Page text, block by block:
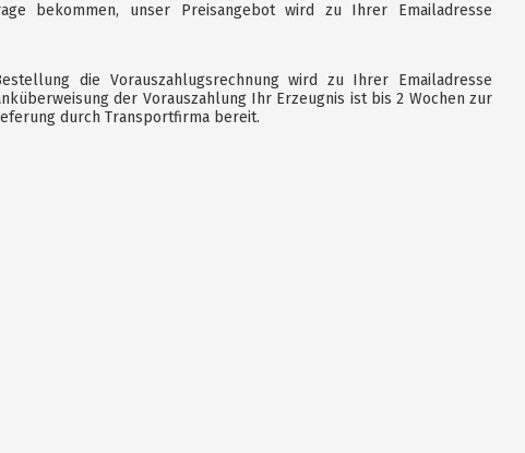
bekommen, unser Preisangebot wird zu Ihrer Emailadresse
die Vorauszahlugsrechnung wird zu Ihrer Emailadresse
der Vorauszahlung Ihr Erzeugnis ist bis 2 Wochen zur
durch Transportfirma bereit.